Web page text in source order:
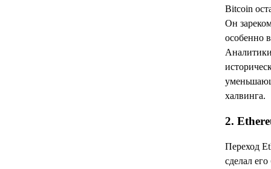
Bitcoin
Он
особенно
халвинга.
2.
Переход
сделал